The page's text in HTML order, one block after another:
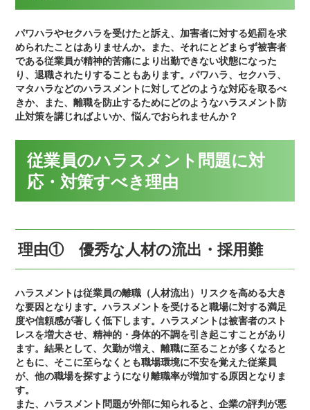
パワハラやセクハラを受けたと訴え、加害者に対する処罰を求
められたことはありませんか。また、それにとどまらず被害者
である従業員が精神的苦痛により出勤できない状態になった
り、退職されたりすることもあります。パワハラ、セクハラ、
マタハラなどのハラスメントに対してどのような対応を取るべ
きか、また、離職を防止するためにどのようなハラスメント防
止対策を講じればよいか、悩んでおられませんか？
従業員のハラスメント問題に対
応・対策すべき理由
理由① 優秀な人材の流出・採用難
ハラスメントは従業員の離職（人材流出）リスクを高める大き
な要因となります。ハラスメントを受けると職場に対する満足
度や信頼感が著しく低下します。ハラスメントは被害者のスト
レスを増大させ、精神的・身体的不調を引き起こすことがあり
ます。結果として、欠勤が増え、離職に至ることが多くなると
ともに、そこに至らなくとも職場環境に不安を覚えた従業員
が、他の職場を探すようになり離職率が増加する原因となりま
す。
また、ハラスメント問題が外部に知られると、企業の評判が悪